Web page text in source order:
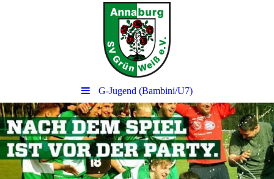
G-Jugend (Bambini/U7)